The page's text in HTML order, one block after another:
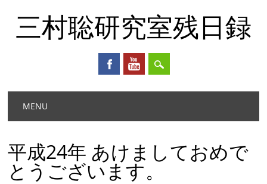
三村聡研究室残日録
Main menu
MENU
平成24年 あけましておめで
とうございます。